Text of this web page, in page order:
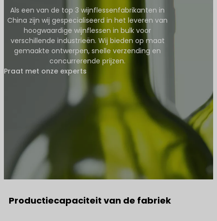
Als een van de top 3 wijnflessenfabrikanten in
China zijn wij gespecialiseerd in het leveren van
hoogwaardige wijnflessen in bulk voor
verschillende industrieën. Wij bieden op maat
gemaakte ontwerpen, snelle verzending en
concurrerende prijzen.
Praat met onze experts
Productiecapaciteit van de fabriek